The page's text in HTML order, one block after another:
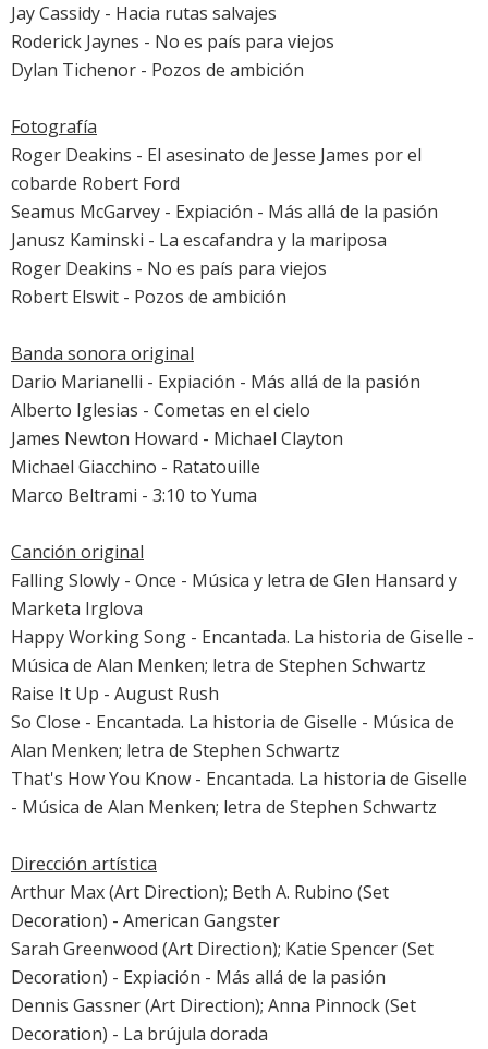
Jay Cassidy - Hacia rutas salvajes
Roderick Jaynes - No es país para viejos
Dylan Tichenor - Pozos de ambición
Fotografía
Roger Deakins - El asesinato de Jesse James por el
cobarde Robert Ford
Seamus McGarvey - Expiación - Más allá de la pasión
Janusz Kaminski - La escafandra y la mariposa
Roger Deakins - No es país para viejos
Robert Elswit - Pozos de ambición
Banda sonora original
Dario Marianelli - Expiación - Más allá de la pasión
Alberto Iglesias - Cometas en el cielo
James Newton Howard - Michael Clayton
Michael Giacchino - Ratatouille
Marco Beltrami - 3:10 to Yuma
Canción original
Falling Slowly - Once - Música y letra de Glen Hansard y
Marketa Irglova
Happy Working Song - Encantada. La historia de Giselle -
Música de Alan Menken; letra de Stephen Schwartz
Raise It Up - August Rush
So Close - Encantada. La historia de Giselle - Música de
Alan Menken; letra de Stephen Schwartz
That's How You Know - Encantada. La historia de Giselle
- Música de Alan Menken; letra de Stephen Schwartz
Dirección artística
Arthur Max (Art Direction); Beth A. Rubino (Set
Decoration) - American Gangster
Sarah Greenwood (Art Direction); Katie Spencer (Set
Decoration) - Expiación - Más allá de la pasión
Dennis Gassner (Art Direction); Anna Pinnock (Set
Decoration) - La brújula dorada